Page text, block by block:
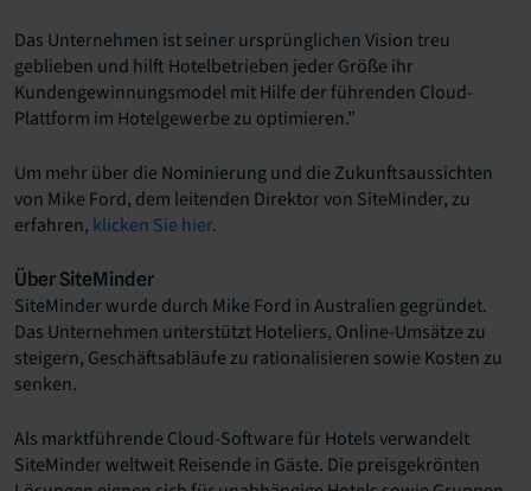
Das Unternehmen ist seiner ursprünglichen Vision treu
geblieben und hilft Hotelbetrieben jeder Größe ihr
Kundengewinnungsmodel mit Hilfe der führenden Cloud-
Plattform im Hotelgewerbe zu optimieren.”
Um mehr über die Nominierung und die Zukunftsaussichten
von Mike Ford, dem leitenden Direktor von SiteMinder, zu
erfahren, klicken Sie hier.
Über SiteMinder
SiteMinder wurde durch Mike Ford in Australien gegründet.
Das Unternehmen unterstützt Hoteliers, Online-Umsätze zu
steigern, Geschäftsabläufe zu rationalisieren sowie Kosten zu
senken.
Als marktführende Cloud-Software für Hotels verwandelt
SiteMinder weltweit Reisende in Gäste. Die preisgekrönten